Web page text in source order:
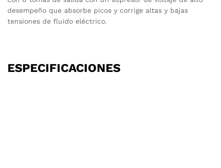
desempeño que absorbe picos y corrige altas y bajas
tensiones de fluido eléctrico.
ESPECIFICACIONES